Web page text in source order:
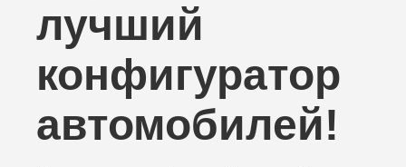
лучший
конфигуратор
автомобилей!